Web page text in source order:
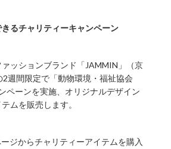
るチャリティーキャンペーン
ッションブランド「JAMMIN」（京
週間限定で「動物環境・福祉協会
ペーンを実施、オリジナルデザイン
ムを販売します。
ジからチャリティーアイテムを購入